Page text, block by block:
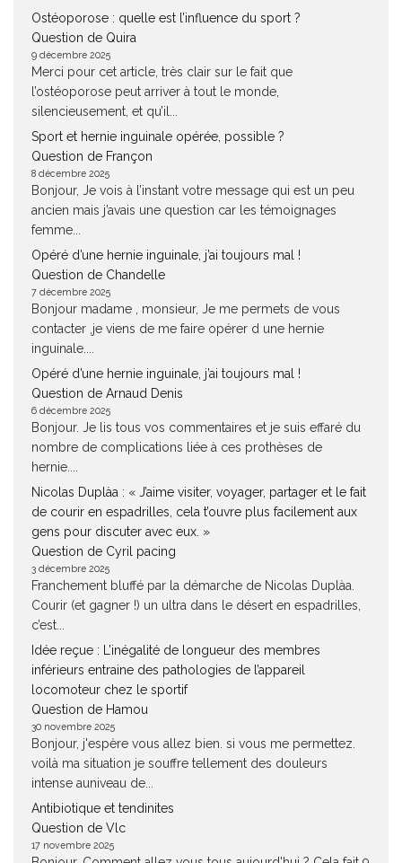
Ostéoporose : quelle est l’influence du sport ?
Question de Quira
9 décembre 2025
Merci pour cet article, très clair sur le fait que
l’ostéoporose peut arriver à tout le monde,
silencieusement, et qu’il...
Sport et hernie inguinale opérée, possible ?
Question de Françon
8 décembre 2025
Bonjour, Je vois à l’instant votre message qui est un peu
ancien mais j’avais une question car les témoignages
femme...
Opéré d’une hernie inguinale, j’ai toujours mal !
Question de Chandelle
7 décembre 2025
Bonjour madame , monsieur, Je me permets de vous
contacter ,je viens de me faire opérer d une hernie
inguinale....
Opéré d’une hernie inguinale, j’ai toujours mal !
Question de Arnaud Denis
6 décembre 2025
Bonjour. Je lis tous vos commentaires et je suis effaré du
nombre de complications liée à ces prothèses de
hernie....
Nicolas Duplàa : « J’aime visiter, voyager, partager et le fait
de courir en espadrilles, cela t’ouvre plus facilement aux
gens pour discuter avec eux. »
Question de Cyril pacing
3 décembre 2025
Franchement bluffé par la démarche de Nicolas Duplàa.
Courir (et gagner !) un ultra dans le désert en espadrilles,
c’est...
Idée reçue : L’inégalité de longueur des membres
inférieurs entraine des pathologies de l’appareil
locomoteur chez le sportif
Question de Hamou
30 novembre 2025
Bonjour, j'espère vous allez bien. si vous me permettez.
voilà ma situation je souffre tellement des douleurs
intense auniveau de...
Antibiotique et tendinites
Question de Vlc
17 novembre 2025